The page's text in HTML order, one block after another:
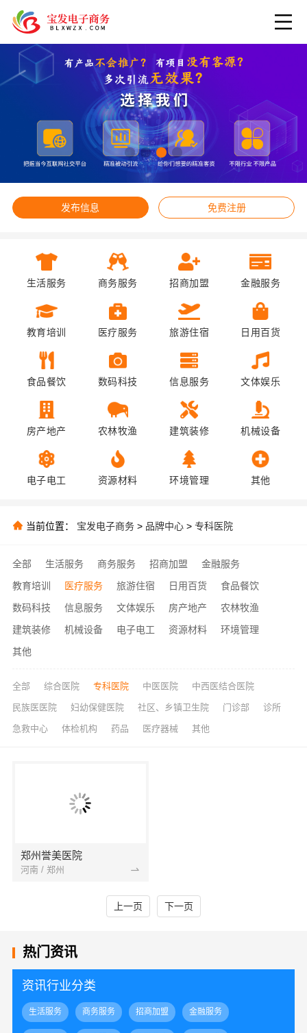
发布信息 免费注册
生活服务 商务服务 招商加盟 金融服务
教育培训 医疗服务 旅游住宿 日用百货
食品餐饮 数码科技 信息服务 文体娱乐
房产地产 农林牧渔 建筑装修 机械设备
电子电工 资源材料 环境管理 其他
当前位置： 宝发电子商务 > 品牌中心 > 专科医院
全部 生活服务 商务服务 招商加盟
金融服务
教育培训
医疗服务 旅游住宿 日用百货
食品餐饮
数码科技
信息服务 文体娱乐 房产地产
农林牧渔
建筑装修
机械设备 电子电工 资源材料
环境管理
其他
全部 综合医院 专科医院 中医医院 中西医结合医院
民族医医院 妇幼保健医院 社区、乡镇卫生院 门诊部 诊所
急救中心 体检机构 药品 医疗器械 其他
郑州誉美医院
河南 / 郑州
上一页 下一页
热门资讯
资讯行业分类
生活服务 商务服务 招商加盟 金融服务